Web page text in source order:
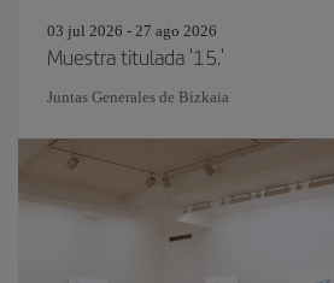
03 jul 2026 - 27 ago 2026
Muestra titulada '15.'
Juntas Generales de Bizkaia